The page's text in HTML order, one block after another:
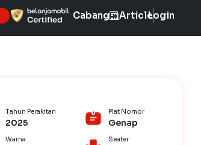
Cabang ArticleLogin
Tahun Perakitan
2025
Plat Nomor
Genap
Warna Seater